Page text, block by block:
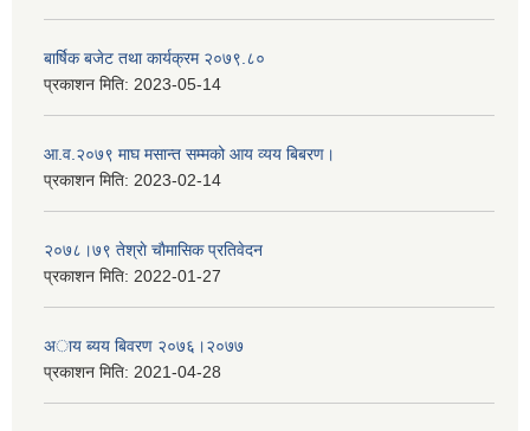
बार्षिक बजेट तथा कार्यक्रम २०७९.८०
प्रकाशन मिति: 2023-05-14
आ.व.२०७९ माघ मसान्त सम्मको आय व्यय बिबरण।
प्रकाशन मिति: 2023-02-14
२०७८।७९ तेश्राे चाैमासिक प्रतिवेदन
प्रकाशन मिति: 2022-01-27
अाय ब्यय बिवरण २०७६।२०७७
प्रकाशन मिति: 2021-04-28